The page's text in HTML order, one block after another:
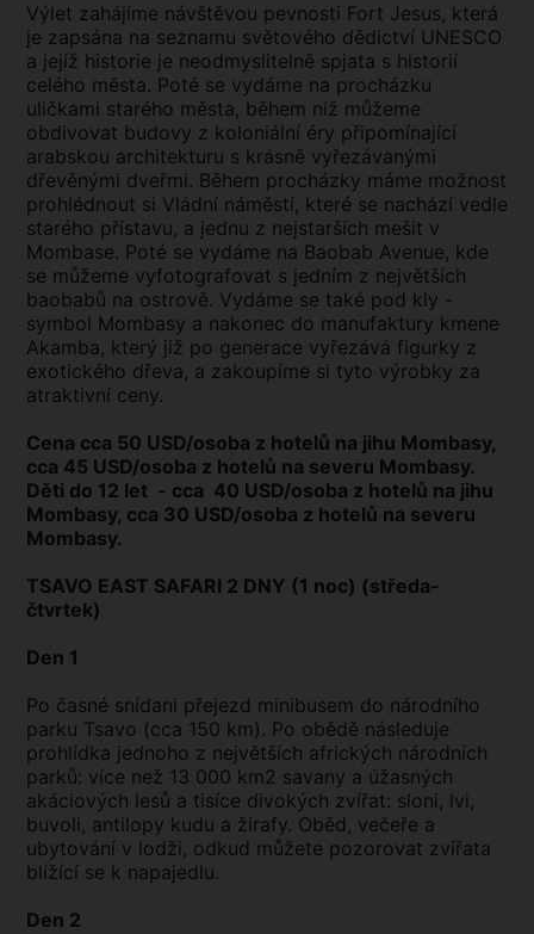
Výlet zahájíme návštěvou pevnosti Fort Jesus, která
je zapsána na seznamu světového dědictví UNESCO
a jejíž historie je neodmyslitelně spjata s historií
celého města. Poté se vydáme na procházku
uličkami starého města, během níž můžeme
obdivovat budovy z koloniální éry připomínající
arabskou architekturu s krásně vyřezávanými
dřevěnými dveřmi. Během procházky máme možnost
prohlédnout si Vládní náměstí, které se nachází vedle
starého přístavu, a jednu z nejstarších mešit v
Mombase. Poté se vydáme na Baobab Avenue, kde
se můžeme vyfotografovat s jedním z největších
baobabů na ostrově. Vydáme se také pod kly -
symbol Mombasy a nakonec do manufaktury kmene
Akamba, který již po generace vyřezává figurky z
exotického dřeva, a zakoupíme si tyto výrobky za
atraktivní ceny.
Cena cca 50 USD/osoba z hotelů na jihu Mombasy,
cca 45 USD/osoba z hotelů na severu Mombasy.
Děti do 12 let - cca 40 USD/osoba z hotelů na jihu
Mombasy, cca 30 USD/osoba z hotelů na severu
Mombasy.
TSAVO EAST SAFARI 2 DNY (1 noc) (středa-
čtvrtek)
Den 1
Po časné snídani přejezd minibusem do národního
parku Tsavo (cca 150 km). Po obědě následuje
prohlídka jednoho z největších afrických národních
parků: více než 13 000 km2 savany a úžasných
akáciových lesů a tisíce divokých zvířat: sloni, lvi,
buvoli, antilopy kudu a žirafy. Oběd, večeře a
ubytování v lodži, odkud můžete pozorovat zvířata
blížící se k napajedlu.
Den 2